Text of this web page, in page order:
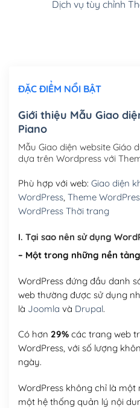
Cài đặt SMTP Mail cho
Mua thêm Host + Tên miền
Tên miền quốc tế .com
Tên miền Việt Nam .vn (1
Hosting 2GB SSD (1
Hosting 3GB SSD (1
Hosting 5GB SSD (1
Dịch vụ tùy chỉnh
ĐẶC ĐIỂM NỔI BẬT
Giới thiệu Mẫu Giao
Piano
Mẫu Giao diện website Giáo
dựa trên Wordpress với
Phù hợp với web: Giao diện
WordPress, Theme
WordPress Thời trang
I. Tại sao nên sử dụng
– Một trong những nền
WordPress đứng đầu danh
web thường được sử dụng
là Joomla và Drupal.
Có hơn 29%các trang web
WordPress, với số lượng
ngày.
WordPress không chỉ là
một hệ thống quản lý nội